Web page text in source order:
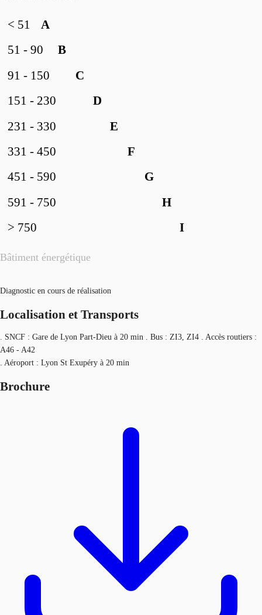
Bâtiment énergétique
A
< 51
B
51 - 90
C
91 - 150
D
151 - 230
E
231 - 330
F
331 - 450
G
451 - 590
H
591 - 750
I
> 750
Diagnostic en cours de réalisation
Localisation et Transports
. SNCF : Gare de Lyon Part-Dieu à 20 min . Bus : ZI3, ZI4 . Accès routiers :
A46 - A42
. Aéroport : Lyon St Exupéry à 20 min
Brochure